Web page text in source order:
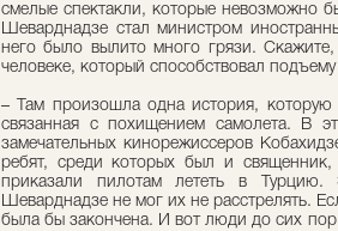
смелые спектакли, которые невозможно
Шеварднадзе стал министром
него было вылито много грязи.
человеке, который способствовал
– Там произошла одна история,
связанная с похищением самолета. В
замечательных кинорежиссеров
ребят, среди которых был и
приказали пилотам лететь в
Шеварднадзе не мог их не расстрелять.
была бы закончена. И вот люди до сих пор